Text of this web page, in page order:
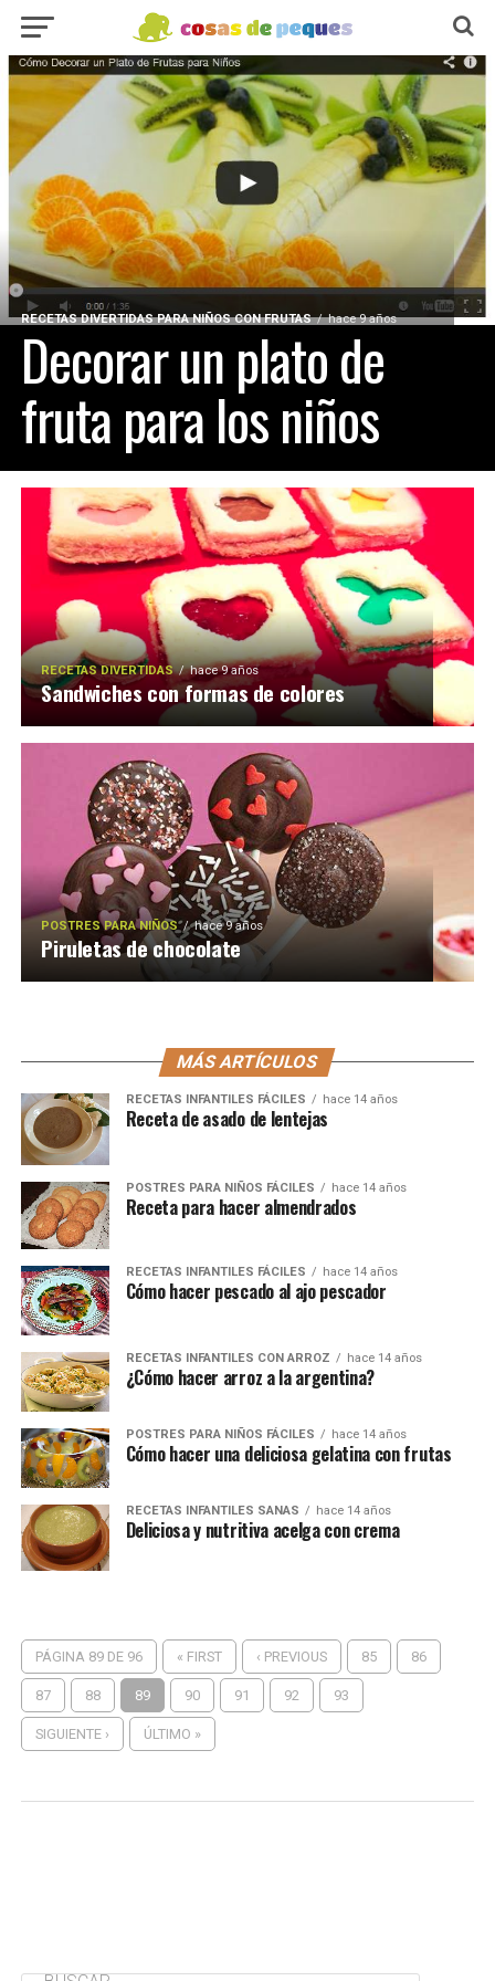
RECETAS DIVERTIDAS PARA NIÑOS CON FRUTAS hace 9 años
Decorar un plato de
fruta para los niños
RECETAS DIVERTIDAS hace 9 años
Sandwiches con formas de colores
POSTRES PARA NIÑOS hace 9 años
Piruletas de chocolate
MÁS ARTÍCULOS
RECETAS INFANTILES FÁCILES hace 14 años
Receta de asado de lentejas
POSTRES PARA NIÑOS FÁCILES hace 14 años
Receta para hacer almendrados
RECETAS INFANTILES FÁCILES hace 14 años
Cómo hacer pescado al ajo pescador
RECETAS INFANTILES CON ARROZ hace 14 años
¿Cómo hacer arroz a la argentina?
POSTRES PARA NIÑOS FÁCILES hace 14 años
Cómo hacer una deliciosa gelatina con frutas
RECETAS INFANTILES SANAS hace 14 años
Deliciosa y nutritiva acelga con crema
PÁGINA 89 DE 96 « FIRST ‹ PREVIOUS 85 86
87 88 89 90 91 92 93
SIGUIENTE › ÚLTIMO »